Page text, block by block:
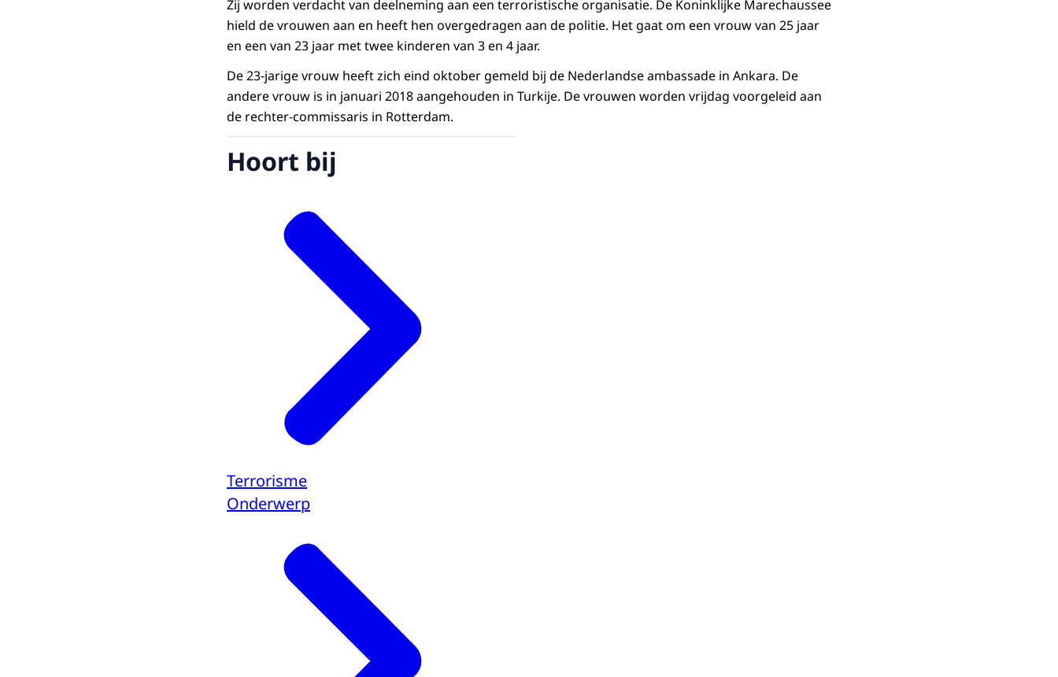
Zij worden verdacht van deelneming aan een terroristische organisatie. De Koninklijke Marechaussee
hield de vrouwen aan en heeft hen overgedragen aan de politie. Het gaat om een vrouw van 25 jaar
en een van 23 jaar met twee kinderen van 3 en 4 jaar.
De 23-jarige vrouw heeft zich eind oktober gemeld bij de Nederlandse ambassade in Ankara. De
andere vrouw is in januari 2018 aangehouden in Turkije. De vrouwen worden vrijdag voorgeleid aan
de rechter-commissaris in Rotterdam.
Hoort bij
Terrorisme
Onderwerp